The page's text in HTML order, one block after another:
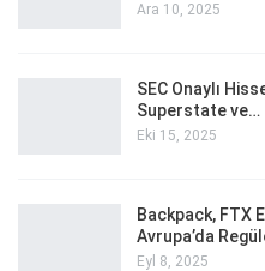
Ara 10, 2025
SEC Onaylı
Superstate ve…
Eki 15, 2025
Backpack, FTX
Avrupa’da
Eyl 8, 2025